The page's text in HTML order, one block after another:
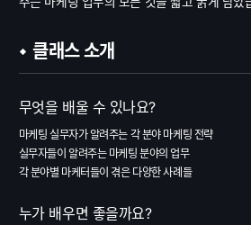
클래스 소개
무엇을 배울 수 있나요?
마케팅 실무자가 알려주는 각 분야 마케팅 전략
실무자들이 알려주는 마케팅 분야의 업무
각 분야별 마케터들이 겪은 다양한 사례들
누가 배우면 좋을까요?